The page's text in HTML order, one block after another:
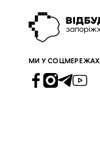
МИ У СОЦМЕРЕЖАХ